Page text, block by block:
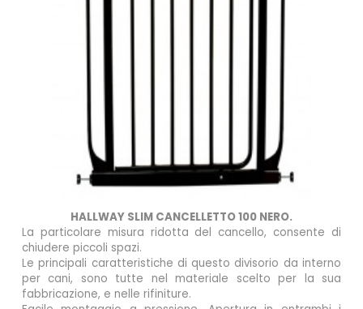
HALLWAY SLIM CANCELLETTO 100 NERO.
La particolare misura ridotta del cancello, consente di
chiudere piccoli spazi.
Le principali caratteristiche di questo divisorio da interno
per cani, sono tutte nel materiale scelto per la sua
fabbricazione, e nelle rifiniture.